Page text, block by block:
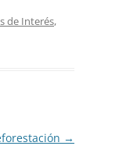
flecha
el
de Interés,
→